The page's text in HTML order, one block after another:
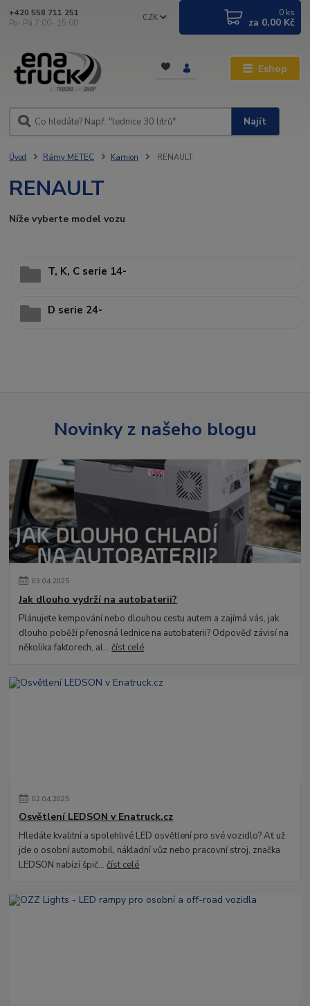
Eshop
CZK
Najít
+420 558 711 251
Po- Pá 7:00- 15:00
0 ks
za 0,00 Kč
Úvod Rámy METEC Kamion RENAULT
RENAULT
Níže vyberte model vozu
T, K, C serie 14-
D serie 24-
Novinky z našeho blogu
03.04.2025
Jak dlouho vydrží na autobaterii?
Plánujete kempování nebo dlouhou cestu autem a zajímá vás, jak
dlouho poběží přenosná lednice na autobaterii? Odpověď závisí na
několika faktorech, al...číst celé
02.04.2025
Osvětlení LEDSON v Enatruck.cz
Hledáte kvalitní a spolehlivé LED osvětlení pro své vozidlo? Ať už
jde o osobní automobil, nákladní vůz nebo pracovní stroj, značka
LEDSON nabízí špič...číst celé